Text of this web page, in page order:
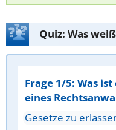
Quiz: Was
Frage 1/5: Was
eines
Gesetze zu